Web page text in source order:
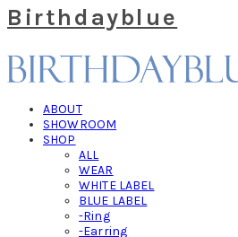
Birthdayblue
ABOUT
SHOWROOM
SHOP
ALL
WEAR
WHITE LABEL
BLUE LABEL
-Ring
-Earring